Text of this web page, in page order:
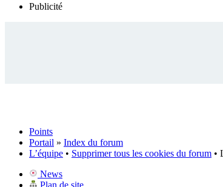
Publicité
Points
Portail » Index du forum
L’équipe • Supprimer tous les cookies du forum •
News
Plan de site